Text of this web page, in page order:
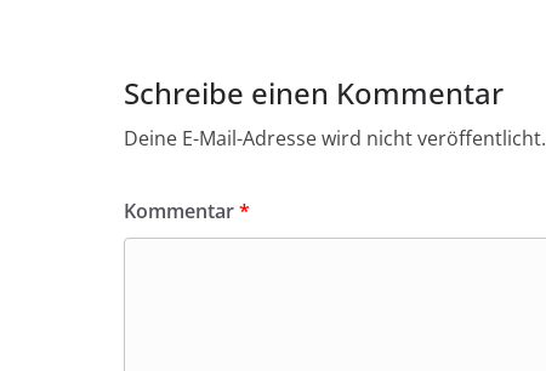
Schreibe einen Kommentar
Deine E-Mail-Adresse wird nicht veröffentlicht.
Kommentar*